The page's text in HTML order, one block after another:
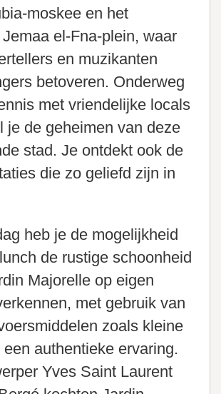
moskee en het
el-Fna-plein, waar
en muzikanten
betoveren. Onderweg
met vriendelijke locals
je de geheimen van deze
stad. Je ontdekt ook de
die zo geliefd zijn in
heb je de mogelijkheid
de rustige schoonheid
Majorelle op eigen
met gebruik van
zoals kleine
authentieke ervaring.
Yves Saint Laurent